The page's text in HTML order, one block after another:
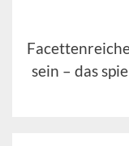
sein – das